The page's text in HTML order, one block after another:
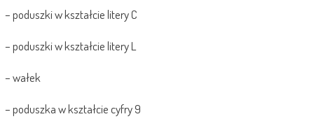
– poduszki w kształcie litery C
– poduszki w kształcie litery L
– wałek
– poduszka w kształcie cyfry 9